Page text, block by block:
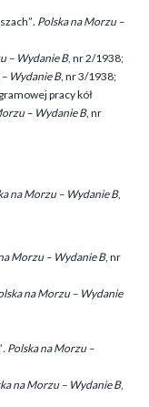
. Polska na Morzu –
– Wydanie B, nr 2/1938;
Wydanie B, nr 3/1938;
pracy kół
– Wydanie B, nr
na Morzu – Wydanie B,
Morzu – Wydanie B, nr
na Morzu – Wydanie
. Polska na Morzu –
na Morzu – Wydanie B,